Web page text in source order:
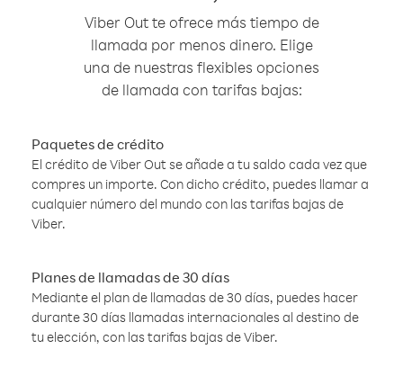
Viber Out te ofrece más tiempo de
llamada por menos dinero. Elige
una de nuestras flexibles opciones
de llamada con tarifas bajas:
Paquetes de crédito
El crédito de Viber Out se añade a tu saldo cada vez que
compres un importe. Con dicho crédito, puedes llamar a
cualquier número del mundo con las tarifas bajas de
Viber.
Planes de llamadas de 30 días
Mediante el plan de llamadas de 30 días, puedes hacer
durante 30 días llamadas internacionales al destino de
tu elección, con las tarifas bajas de Viber.